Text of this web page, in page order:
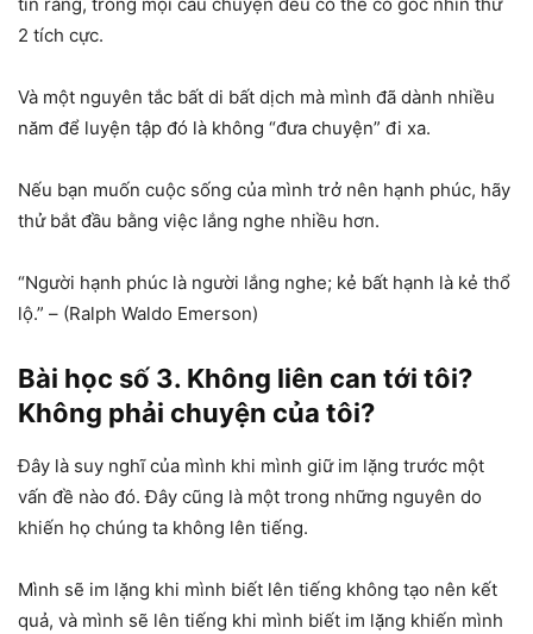
2 tích cực.
Và một nguyên tắc bất di bất dịch mà mình đã dành nhiều
năm để luyện tập đó là không “đưa chuyện” đi xa.
Nếu bạn muốn cuộc sống của mình trở nên hạnh phúc, hãy
thử bắt đầu bằng việc lắng nghe nhiều hơn.
“Người hạnh phúc là người lắng nghe; kẻ bất hạnh là kẻ thổ
lộ.” – (Ralph Waldo Emerson)
Bài học số 3. Không liên can tới tôi?
Không phải chuyện của tôi?
Đây là suy nghĩ của mình khi mình giữ im lặng trước một
vấn đề nào đó. Đây cũng là một trong những nguyên do
khiến họ chúng ta không lên tiếng.
Mình sẽ im lặng khi mình biết lên tiếng không tạo nên kết
quả, và mình sẽ lên tiếng khi mình biết im lặng khiến mình